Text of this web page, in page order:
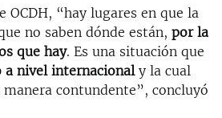
OCDH, “hay lugares en que la
no saben dónde están, por la
que hay. Es una situación que
a nivel internacional y la cual
manera contundente”, concluyó